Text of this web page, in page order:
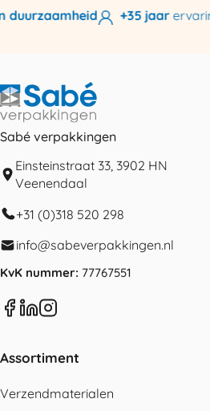
+35 jaarervaring
Sabé verpakkingen
Einsteinstraat 33, 3902 HN
Veenendaal
+31 (0)318 520 298
info@sabeverpakkingen.nl
KvK nummer: 77767551
Assortiment
Verzendmaterialen